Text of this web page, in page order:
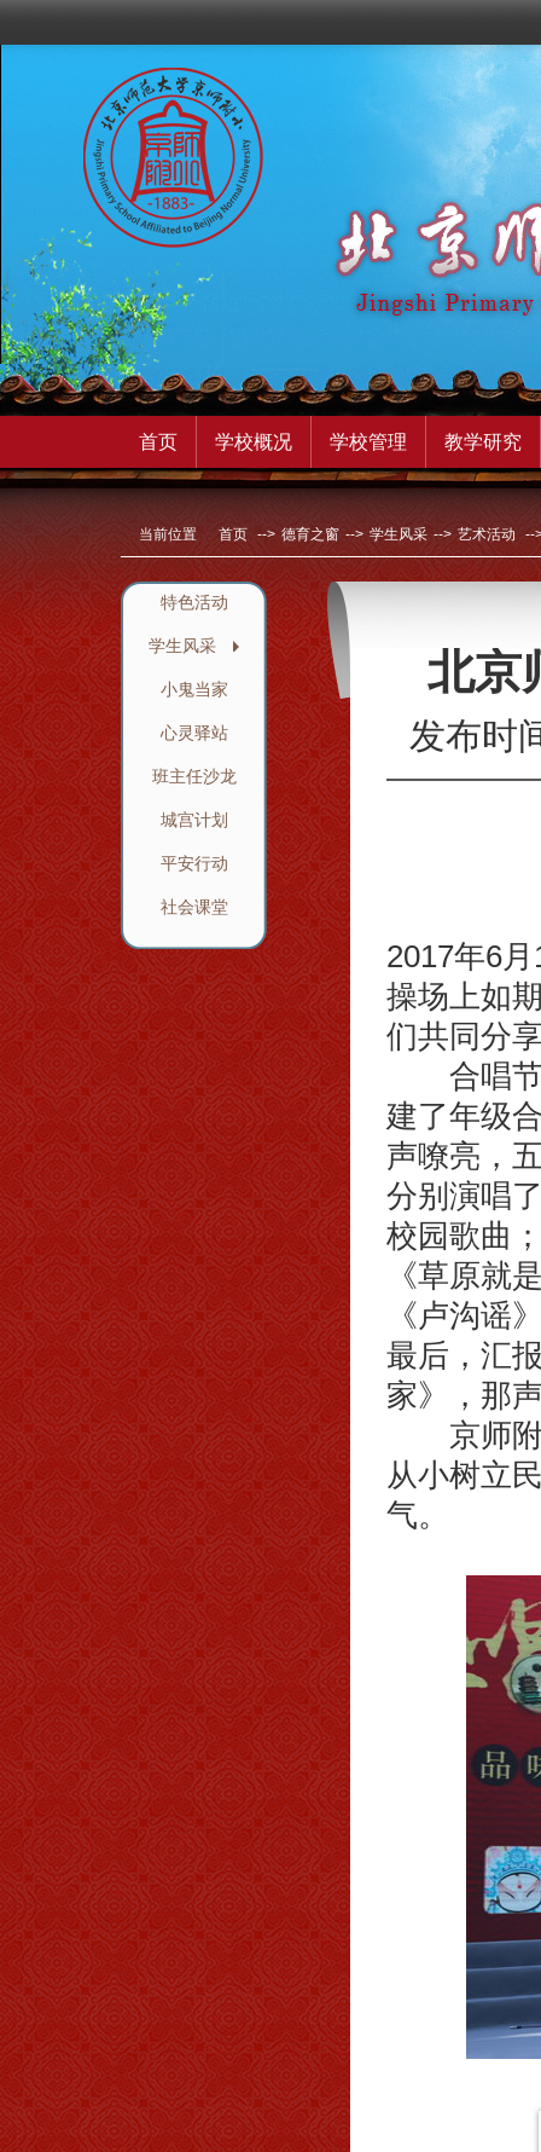
首页 学校概况 学校管理 教学研究
当前位置 首页 --> 德育之窗 --> 学生风采 --> 艺术活动 --
特色活动
学生风采
小鬼当家
心灵驿站
班主任沙龙
城宫计划
平安行动
社会课堂
北京
发布时
2017年6
操场上如
们共同分
合唱节
建了年级
声嘹亮，
分别演唱
校园歌曲
《草原就
《卢沟谣
最后，汇
家》，那
京师附
从小树立
气。